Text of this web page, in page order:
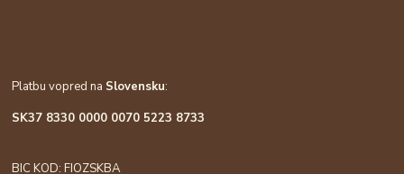
Platbu vopred na Slovensku:
SK37 8330 0000 0070 5223 8733
BIC KOD: FIOZSKBA